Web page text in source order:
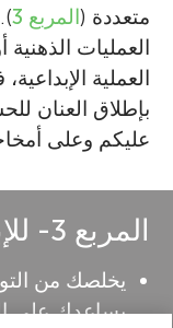
متعددة (المربع 3
العمليات
العملية
بإطلاق العنان
عليكم وعلى
المربع 3- للإبداع فوائد كثيرة
يخلصك من
يساعدك على